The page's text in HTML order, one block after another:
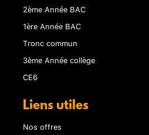
2ème Année BAC
1ère Année BAC
Tronc commun
3ème Année collège
CE6
Liens utiles
Nos offres